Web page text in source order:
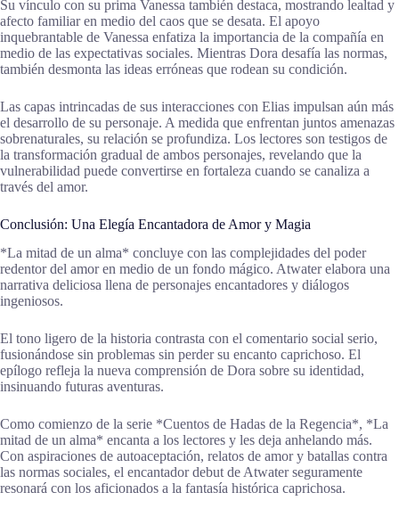
Su vínculo con su prima Vanessa también destaca, mostrando lealtad y
afecto familiar en medio del caos que se desata. El apoyo
inquebrantable de Vanessa enfatiza la importancia de la compañía en
medio de las expectativas sociales. Mientras Dora desafía las normas,
también desmonta las ideas erróneas que rodean su condición.
Las capas intrincadas de sus interacciones con Elias impulsan aún más
el desarrollo de su personaje. A medida que enfrentan juntos amenazas
sobrenaturales, su relación se profundiza. Los lectores son testigos de
la transformación gradual de ambos personajes, revelando que la
vulnerabilidad puede convertirse en fortaleza cuando se canaliza a
través del amor.
Conclusión: Una Elegía Encantadora de Amor y Magia
*La mitad de un alma* concluye con las complejidades del poder
redentor del amor en medio de un fondo mágico. Atwater elabora una
narrativa deliciosa llena de personajes encantadores y diálogos
ingeniosos.
El tono ligero de la historia contrasta con el comentario social serio,
fusionándose sin problemas sin perder su encanto caprichoso. El
epílogo refleja la nueva comprensión de Dora sobre su identidad,
insinuando futuras aventuras.
Como comienzo de la serie *Cuentos de Hadas de la Regencia*, *La
mitad de un alma* encanta a los lectores y les deja anhelando más.
Con aspiraciones de autoaceptación, relatos de amor y batallas contra
las normas sociales, el encantador debut de Atwater seguramente
resonará con los aficionados a la fantasía histórica caprichosa.